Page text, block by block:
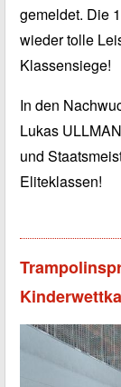
gemeldet. Die
wieder tolle
Klassensiege!
In den
Lukas
und
Eliteklassen!